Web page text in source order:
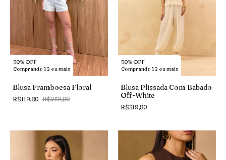
50% OFF
Comprando 12 ou mais
Blusa Framboesa Floral
R$119,80 R$259,80
50% OFF
Comprando 12 ou mais
Blusa Plissada Com Babado
Off-White
R$319,80